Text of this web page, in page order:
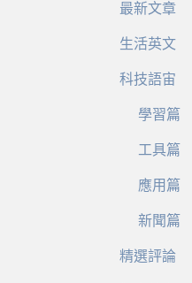
最新文章
生活英文
科技語宙
學習篇
工具篇
應用篇
新聞篇
精選評論